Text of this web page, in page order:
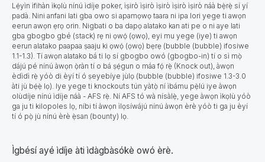
Lẹ́yìn ìfihàn ìkọlù nínú ìdíje poker, ìṣirò ìṣirò ìṣirò ìṣirò ìṣirò náà bẹ̀rẹ̀ sí yí
padà. Nini anfani lati gba owo si apamọwọ taara ni ipa lori yege ti awọn
eerun awọn ẹrọ orin. Nigbati o ba dapọ alatako kan ati pe o ni aye lati
gba gbogbo gbé (stack) rẹ ni ọwọ́ (ọwọ), eyi mu yege (iye) ti awọn
eerun alatako paapaa ṣaaju ki ọwọ́ (ọwọ) bẹrẹ (bubble (bubble) ifosiwe
1.1-1.3). Tí awọn alatako bá ti lọ sí gbogbo owó (gbogbo-in) tí o sì mọ̀
dájú pé nínú àwọn ọ̀ràn tí o bá ṣẹ́gun o máa fọ́ rẹ̀ (Knock out), àwọn
èdìdì rẹ̀ yóò di èyí tí ó ṣeyebíye jùlọ (bubble (bubble) ifosiwe 1.3-3.0
àti jù bẹ́ẹ̀ lọ). Iye yege ti knockouts tún yàtọ̀ ní ìbámu pẹ̀lú iye àwọn
olùdíje nínú ìdíje náà - AFS rẹ̀. Ní AFS tó wà nísàlẹ̀, yege àwọn ìkọlù yóò
ga ju ti kilopoles lọ, níbi tí àwọn ìlọsíwájú nínú àwọn èrè yóò ti ga ju èyí
tí ó pọ̀ jù nínú èrè ẹ̀san (bounty) lọ.
Ìgbésí ayé ìdíje àti ìdàgbàsókè owó èrè.